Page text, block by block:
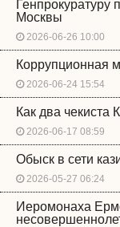
Генпрокуратуру
Москвы
2026-06-26 10:00
Коррупционная
2026-06-24 15:54
Как два чекиста
2026-06-17 08:59
Обыск в сети
2026-05-27 06:24
Иеромонаха